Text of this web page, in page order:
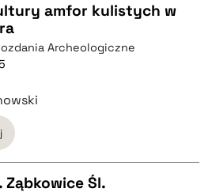
amfor kulistych w
Archeologiczne
Śl.